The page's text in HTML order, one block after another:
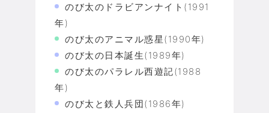
のび太のドラビアンナイト(1991
年)
のび太のアニマル惑星(1990年)
のび太の日本誕生(1989年)
のび太のパラレル西遊記(1988
年)
のび太と鉄人兵団(1986年)